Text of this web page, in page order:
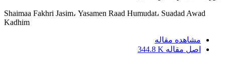
Shaimaa Fakhri Jasim، Yasamen Raad Humudat، Suadad Awad
Kadhim
مشاهده مقاله
اصل مقاله 344.8 K